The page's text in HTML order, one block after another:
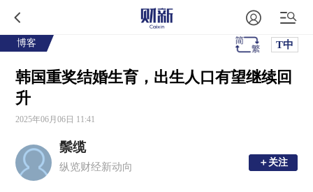
博客 T中
韩国重奖结婚生育，出生人口有望继续回
升
2025年06月06日 11:41
鬃缆
纵览财经新动向 ＋关注
＋关注